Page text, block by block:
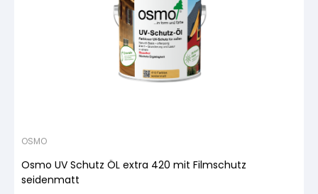
OSMO
Osmo UV Schutz ÖL extra 420 mit Filmschutz
seidenmatt